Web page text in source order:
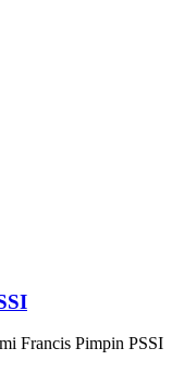
Francis Pimpin PSSI